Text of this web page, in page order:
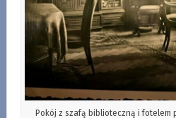
Pokój z szafą biblioteczną i fotelem